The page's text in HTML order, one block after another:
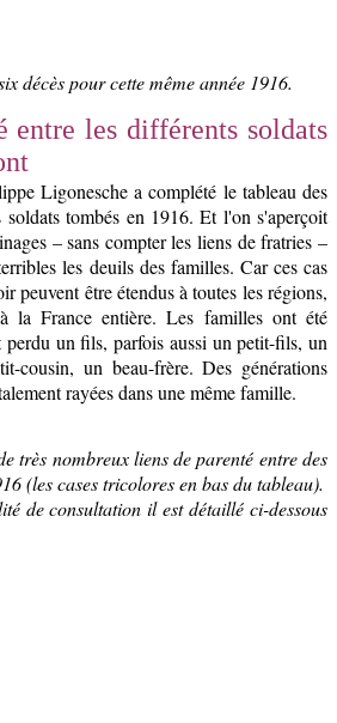
décès pour cette même année 1916.
entre les différents soldats
Ligonesche a complété le tableau des
soldats tombés en 1916. Et l'on s'aperçoit
– sans compter les liens de fratries –
les deuils des familles. Car ces cas
peuvent être étendus à toutes les régions,
la France entière. Les familles ont été
un fils, parfois aussi un petit-fils, un
cousin, un beau-frère. Des générations
rayées dans une même famille.
très nombreux liens de parenté entre des
(les cases tricolores en bas du tableau).
de consultation il est détaillé ci-dessous